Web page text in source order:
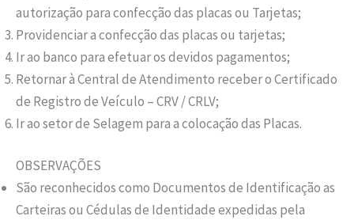
autorização para confecção das placas ou Tarjetas;
Providenciar a confecção das placas ou tarjetas;
Ir ao banco para efetuar os devidos pagamentos;
Retornar à Central de Atendimento receber o Certificado
de Registro de Veículo – CRV / CRLV;
Ir ao setor de Selagem para a colocação das Placas.
OBSERVAÇÕES
São reconhecidos como Documentos de Identificação as
Carteiras ou Cédulas de Identidade expedidas pela